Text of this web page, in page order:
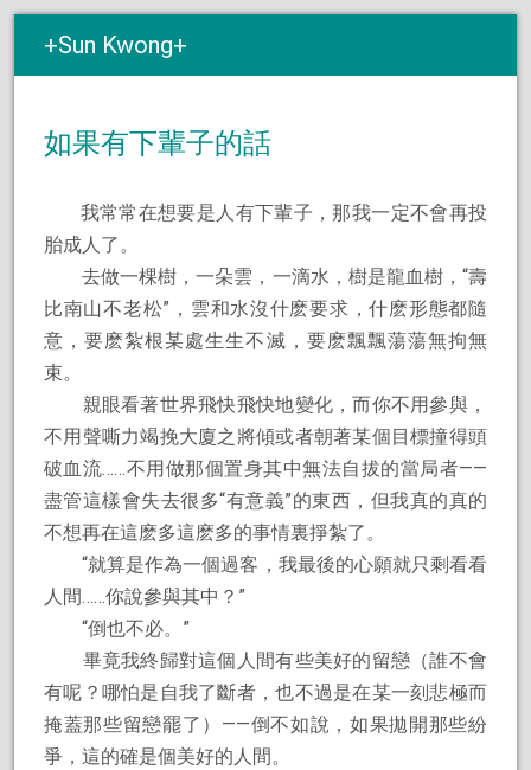
Sun Kwong
如果有下輩子的話
我常常在想要是人有下輩子，那我一定不會再投
胎成人了。
去做一棵樹，一朵雲，一滴水，樹是龍血樹，“壽
比南山不老松”，雲和水沒什麽要求，什麽形態都隨
意，要麽紮根某處生生不滅，要麽飄飄蕩蕩無拘無
束。
親眼看著世界飛快飛快地變化，而你不用參與，
不用聲嘶力竭挽大廈之將傾或者朝著某個目標撞得頭
破血流……不用做那個置身其中無法自拔的當局者——
盡管這樣會失去很多“有意義”的東西，但我真的真的
不想再在這麽多這麽多的事情裏掙紮了。
“就算是作為一個過客，我最後的心願就只剩看看
人間……你說參與其中？”
“倒也不必。”
畢竟我終歸對這個人間有些美好的留戀（誰不會
有呢？哪怕是自我了斷者，也不過是在某一刻悲極而
掩蓋那些留戀罷了）——倒不如說，如果拋開那些紛
爭，這的確是個美好的人間。